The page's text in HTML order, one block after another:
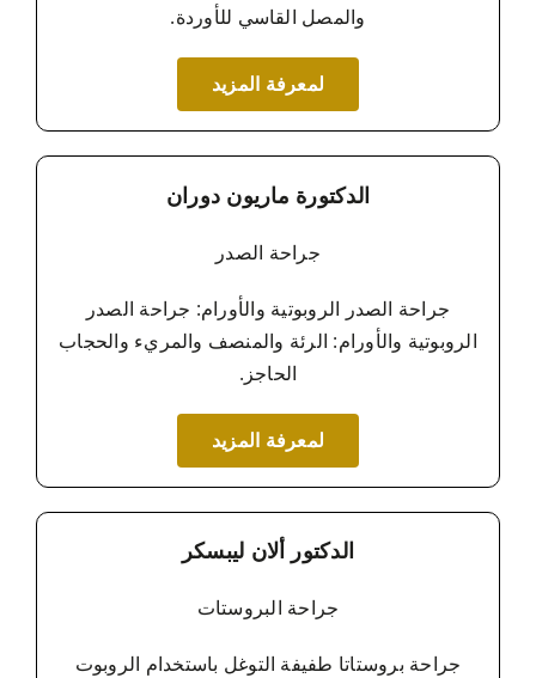
والمصل القاسي للأوردة.
لمعرفة المزيد
الدكتورة ماريون دوران
جراحة الصدر
جراحة الصدر الروبوتية والأورام: جراحة الصدر
الروبوتية والأورام: الرئة والمنصف والمريء والحجاب
الحاجز.
لمعرفة المزيد
الدكتور ألان ليبسكر
جراحة البروستات
جراحة بروستاتا طفيفة التوغل باستخدام الروبوت